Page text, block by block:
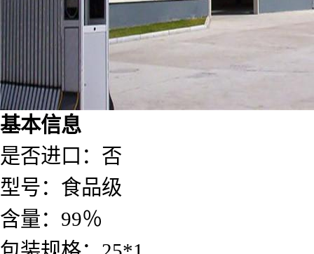
基本信息
是否进口： 否
型号： 食品级
含量： 99％